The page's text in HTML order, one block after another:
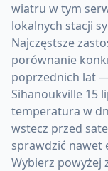
wiatru w tym
lokalnych stacji
Najczęstsze
porównanie
poprzednich lat —
Sihanoukville 15
temperatura w
wstecz przed
sprawdzić nawet
Wybierz powyżej